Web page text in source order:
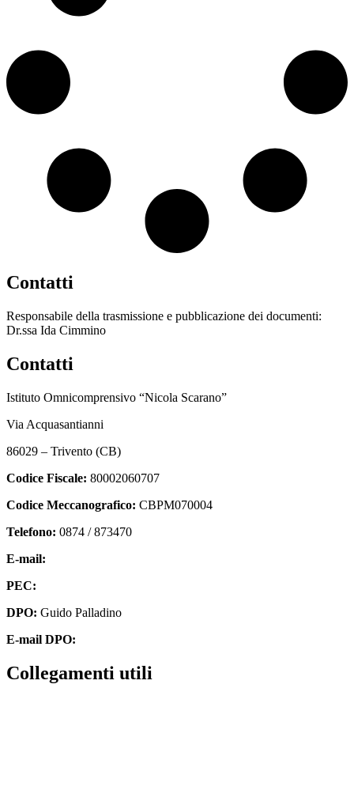
Contatti
Responsabile della trasmissione e pubblicazione dei documenti:
Dr.ssa Ida Cimmino
Contatti
Istituto Omnicomprensivo “Nicola Scarano”
Via Acquasantianni
86029 – Trivento (CB)
Codice Fiscale: 80002060707
Codice Meccanografico: CBPM070004
Telefono: 0874 / 873470
E-mail:
PEC:
DPO: Guido Palladino
E-mail DPO:
Collegamenti utili